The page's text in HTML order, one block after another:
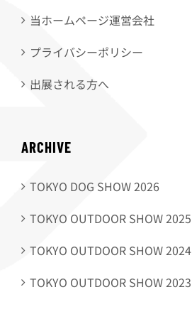
当ホームページ運営会社
プライバシーポリシー
出展される方へ
ARCHIVE
TOKYO DOG SHOW 2026
TOKYO OUTDOOR SHOW 2025
TOKYO OUTDOOR SHOW 2024
TOKYO OUTDOOR SHOW 2023